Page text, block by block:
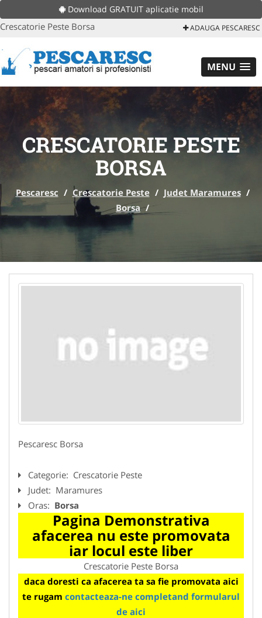
Download GRATUIT aplicatie mobil
Crescatorie Peste Borsa ADAUGA PESCARESC
MENU
CRESCATORIE PESTE
BORSA
Pescaresc / Crescatorie Peste / Judet Maramures /
Borsa /
Pescaresc Borsa
Categorie: Crescatorie Peste
Judet: Maramures
Oras: Borsa
Pagina Demonstrativa
afacerea nu este promovata
iar locul este liber
Crescatorie Peste Borsa
daca doresti ca afacerea ta sa fie promovata aici
te rugam contacteaza-ne completand formularul
de aici